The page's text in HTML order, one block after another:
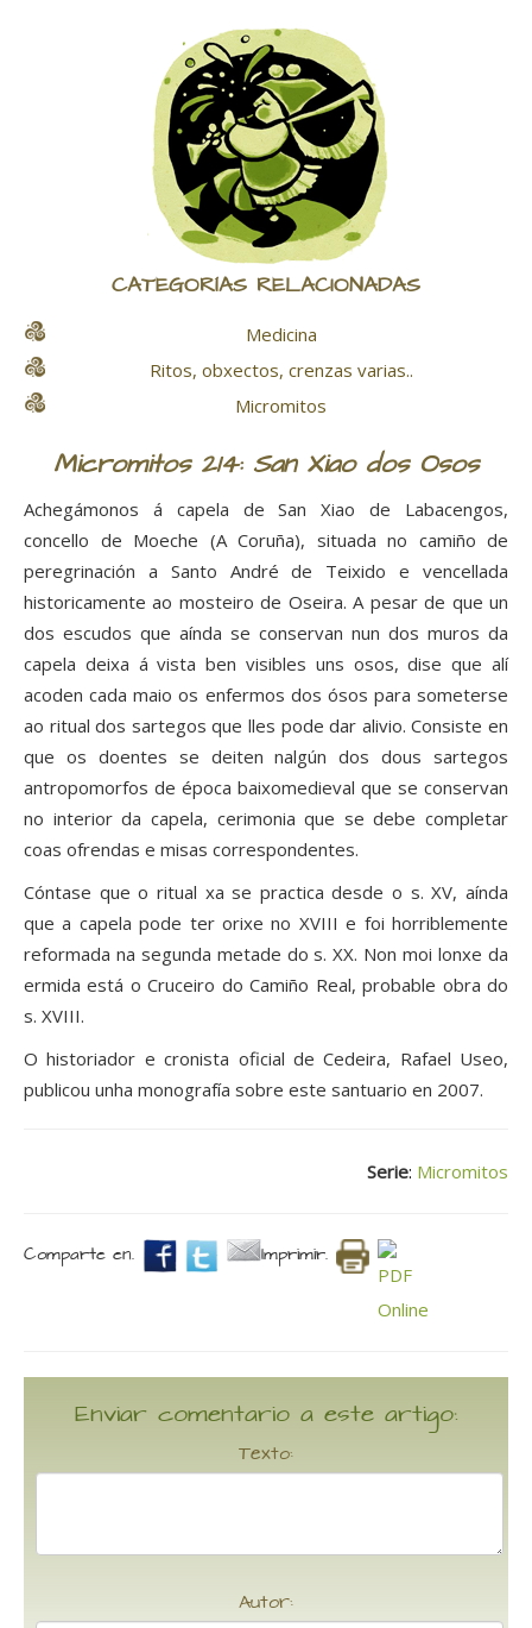
CATEGORÍAS RELACIONADAS
Medicina
Ritos, obxectos, crenzas varias..
Micromitos
Micromitos 214: San Xiao dos Osos
Achegámonos á capela de San Xiao de Labacengos,
concello de Moeche (A Coruña), situada no camiño de
peregrinación a Santo André de Teixido e vencellada
historicamente ao mosteiro de Oseira. A pesar de que un
dos escudos que aínda se conservan nun dos muros da
capela deixa á vista ben visibles uns osos, dise que alí
acoden cada maio os enfermos dos ósos para someterse
ao ritual dos sartegos que lles pode dar alivio. Consiste en
que os doentes se deiten nalgún dos dous sartegos
antropomorfos de época baixomedieval que se conservan
no interior da capela, cerimonia que se debe completar
coas ofrendas e misas correspondentes.
Cóntase que o ritual xa se practica desde o s. XV, aínda
que a capela pode ter orixe no XVIII e foi horriblemente
reformada na segunda metade do s. XX. Non moi lonxe da
ermida está o Cruceiro do Camiño Real, probable obra do
s. XVIII.
O historiador e cronista oficial de Cedeira, Rafael Useo,
publicou unha monografía sobre este santuario en 2007.
Serie: Micromitos
Comparte en. Imprimir.
Enviar comentario a este artigo:
Texto:
Autor: